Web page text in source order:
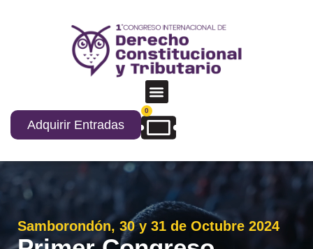
Adquirir Entradas
0
Samborondón, 30 y 31 de Octubre 2024